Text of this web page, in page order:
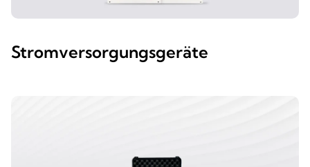
Stromversorgungsgeräte